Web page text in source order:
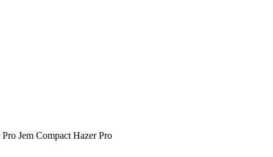
Jem Compact Hazer Pro